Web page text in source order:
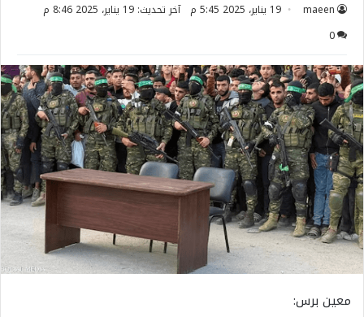
maeen 19 يناير، 2025 5:45 م
آخر تحديث: 19 يناير، 2025 8:46 م
0
معين برس: